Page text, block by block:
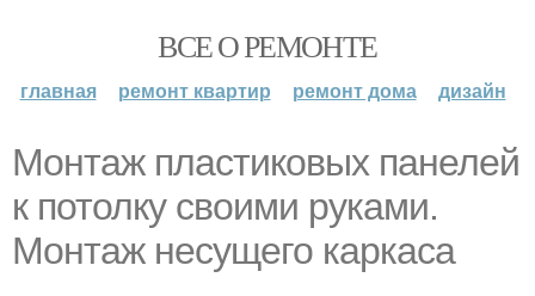
ВСЕ О РЕМОНТЕ
главная ремонт квартир ремонт дома дизайн
Монтаж пластиковых панелей
к потолку своими руками.
Монтаж несущего каркаса